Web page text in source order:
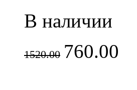
В наличии
1520.00 760.00